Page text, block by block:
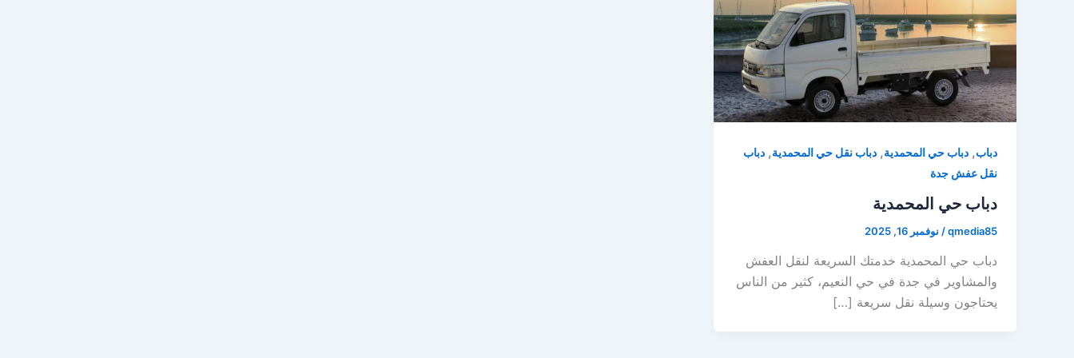
دباب, دباب حي المحمدية, دباب نقل حي المحمدية, دباب
نقل عفش جدة
دباب حي المحمدية
qmedia85
/ نوفمبر 16, 2025
دباب حي المحمدية خدمتك السريعة لنقل العفش
والمشاوير في جدة في حي النعيم، كثير من الناس
يحتاجون وسيلة نقل سريعة […]